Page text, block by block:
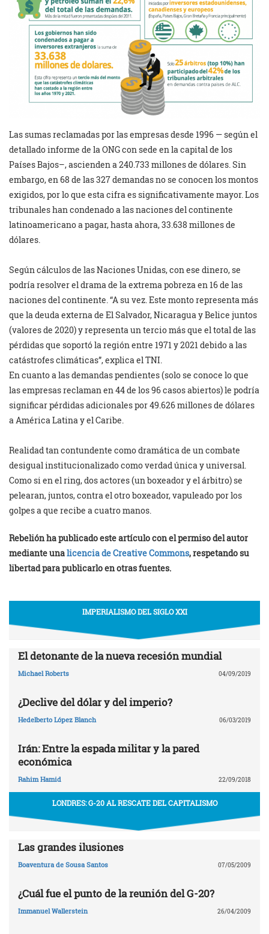
Las sumas reclamadas por las empresas desde 1996 — según el
detallado informe de la ONG con sede en la capital de los
Países Bajos–, ascienden a 240.733 millones de dólares. Sin
embargo, en 68 de las 327 demandas no se conocen los montos
exigidos, por lo que esta cifra es significativamente mayor. Los
tribunales han condenado a las naciones del continente
latinoamericano a pagar, hasta ahora, 33.638 millones de
dólares.
Según cálculos de las Naciones Unidas, con ese dinero, se
podría resolver el drama de la extrema pobreza en 16 de las
naciones del continente. “A su vez. Este monto representa más
que la deuda externa de El Salvador, Nicaragua y Belice juntos
(valores de 2020) y representa un tercio más que el total de las
pérdidas que soportó la región entre 1971 y 2021 debido a las
catástrofes climáticas”, explica el TNI.
En cuanto a las demandas pendientes (solo se conoce lo que
las empresas reclaman en 44 de los 96 casos abiertos) le podría
significar pérdidas adicionales por 49.626 millones de dólares
a América Latina y el Caribe.
Realidad tan contundente como dramática de un combate
desigual institucionalizado como verdad única y universal.
Como si en el ring, dos actores (un boxeador y el árbitro) se
pelearan, juntos, contra el otro boxeador, vapuleado por los
golpes a que recibe a cuatro manos.
Rebelión ha publicado este artículo con el permiso del autor
mediante unalicencia de Creative Commons, respetando su
libertad para publicarlo en otras fuentes.
IMPERIALISMO DEL SIGLO XXI
El detonante de la nueva recesión mundial
Michael Roberts 04/09/2019
¿Declive del dólar y del imperio?
Hedelberto López Blanch 06/03/2019
Irán: Entre la espada militar y la pared
económica
Rahim Hamid 22/09/2018
LONDRES: G-20 AL RESCATE DEL CAPITALISMO
Las grandes ilusiones
Boaventura de Sousa Santos 07/05/2009
¿Cuál fue el punto de la reunión del G-20?
Immanuel Wallerstein 26/04/2009